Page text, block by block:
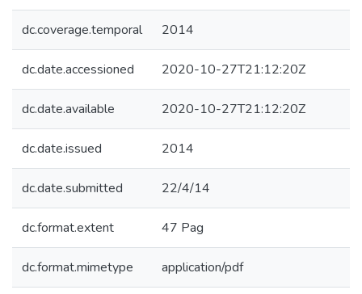
dc.coverage.temporal 2014
dc.date.accessioned 2020-10-27T21:12:20Z
dc.date.available 2020-10-27T21:12:20Z
dc.date.issued 2014
dc.date.submitted 22/4/14
dc.format.extent 47 Pag
dc.format.mimetype application/pdf